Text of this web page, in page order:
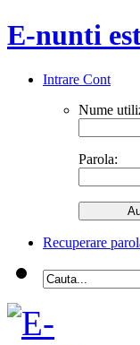
E-nunti
Intrare Cont
Nume
Parola:
Recuperare